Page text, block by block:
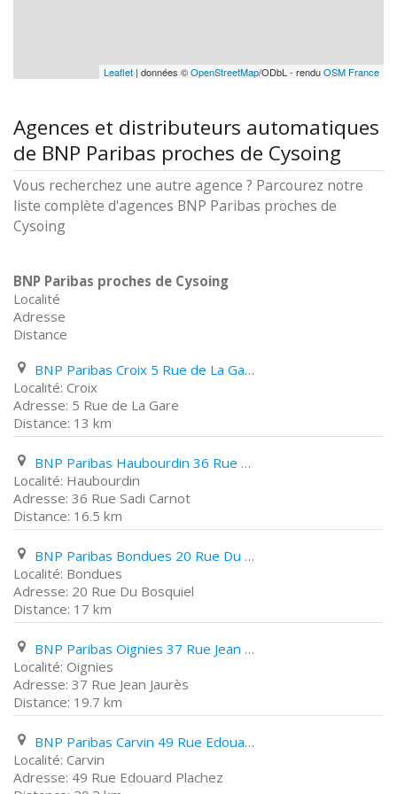
Leaflet | données ©OpenStreetMap/ODbL - renduOSM France
Agences et distributeurs automatiques
de BNP Paribas proches de Cysoing
Vous recherchez une autre agence ? Parcourez notre
liste complète d'agences BNP Paribas proches de
Cysoing
BNP Paribas proches de Cysoing
Localité
Adresse
Distance
BNP Paribas Croix 5 Rue de La Gare
Croix
5 Rue de La Gare
13 km
BNP Paribas Haubourdin 36 Rue Sadi Carnot
Haubourdin
36 Rue Sadi Carnot
16.5 km
BNP Paribas Bondues 20 Rue Du Bosquiel
Bondues
20 Rue Du Bosquiel
17 km
BNP Paribas Oignies 37 Rue Jean Jaurès
Oignies
37 Rue Jean Jaurès
19.7 km
BNP Paribas Carvin 49 Rue Edouard Plachez
Carvin
49 Rue Edouard Plachez